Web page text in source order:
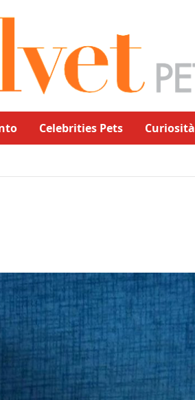
Celebrities Pets Curiosità